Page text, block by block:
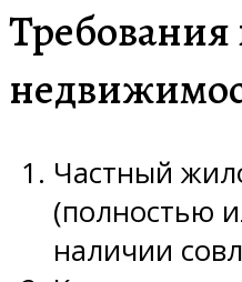
Требования
Частный
(полностью
наличии